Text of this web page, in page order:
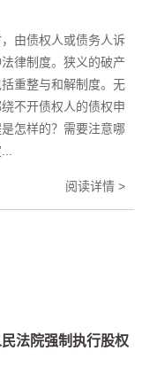
由债权人或债务人诉
律制度。狭义的破产
重整与和解制度。无
不开债权人的债权申
怎样的？需要注意哪
阅读详情 >
法院强制执行股权